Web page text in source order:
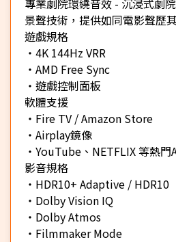
景聲技術，提供如同電影聲歷
遊戲規格
・4K 144Hz VRR
・AMD Free Sync
・遊戲控制面板
軟體支援
・Fire TV / Amazon Store
・Airplay鏡像
・YouTube、NETFLIX 等熱門
影音規格
・HDR10+ Adaptive / HDR10
・Dolby Vision IQ
・Dolby Atmos
・Filmmaker Mode